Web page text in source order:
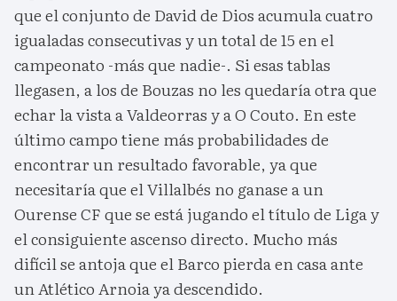
que el conjunto de David de Dios acumula cuatro
igualadas consecutivas y un total de 15 en el
campeonato -más que nadie-. Si esas tablas
llegasen, a los de Bouzas no les quedaría otra que
echar la vista a Valdeorras y a O Couto. En este
último campo tiene más probabilidades de
encontrar un resultado favorable, ya que
necesitaría que el Villalbés no ganase a un
Ourense CF que se está jugando el título de Liga y
el consiguiente ascenso directo. Mucho más
difícil se antoja que el Barco pierda en casa ante
un Atlético Arnoia ya descendido.